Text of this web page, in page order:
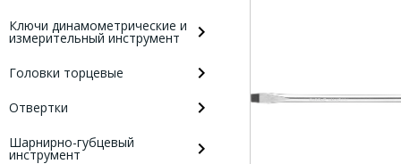
Ключи динамометрические и
измерительный инструмент
Головки торцевые
Отвертки
Шарнирно-губцевый
инструмент